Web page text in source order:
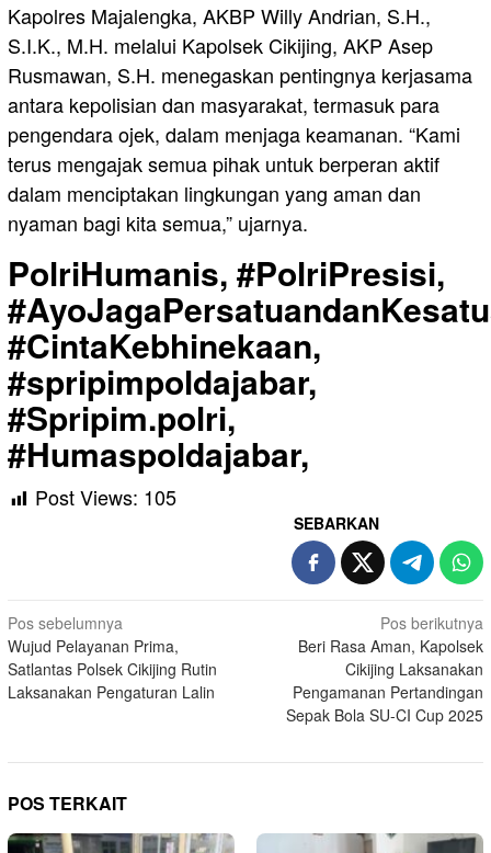
Kapolres Majalengka, AKBP Willy Andrian, S.H.,
S.I.K., M.H. melalui Kapolsek Cikijing, AKP Asep
Rusmawan, S.H. menegaskan pentingnya kerjasama
antara kepolisian dan masyarakat, termasuk para
pengendara ojek, dalam menjaga keamanan. “Kami
terus mengajak semua pihak untuk berperan aktif
dalam menciptakan lingkungan yang aman dan
nyaman bagi kita semua,” ujarnya.
PolriHumanis, #PolriPresisi,
#CintaKebhinekaan,
#spripimpoldajabar,
#Spripim.polri,
#Humaspoldajabar,
Post Views: 105
SEBARKAN
Navigasi
pos
Pos sebelumnya
Wujud Pelayanan Prima,
Satlantas Polsek Cikijing Rutin
Laksanakan Pengaturan Lalin
Pos berikutnya
Beri Rasa Aman, Kapolsek
Cikijing Laksanakan
Pengamanan Pertandingan
Sepak Bola SU-CI Cup 2025
POS TERKAIT